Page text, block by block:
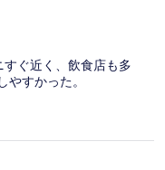
ぐ近く、飲食店も多
すかった。